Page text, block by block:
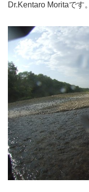
Dr.Kentaro Moritaです。